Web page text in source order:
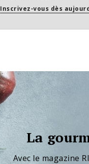
Inscrivez-vous dès
La
Avec le magazine